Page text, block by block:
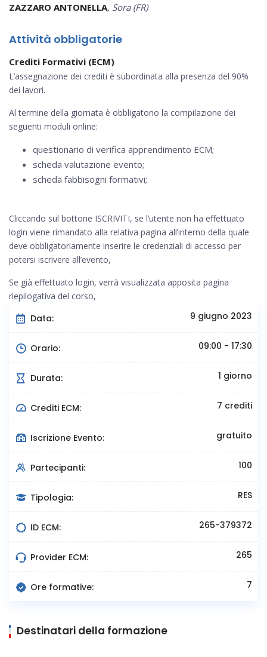
ZAZZARO ANTONELLA, Sora (FR)
Attività obbligatorie
Crediti Formativi (ECM)
L’assegnazione dei crediti è subordinata alla presenza del 90%
dei lavori.
Al termine della giornata è obbligatorio la compilazione dei
seguenti moduli online:
questionario di verifica apprendimento ECM;
scheda valutazione evento;
scheda fabbisogni formativi;
Cliccando sul bottone ISCRIVITI, se l’utente non ha effettuato
login viene rimandato alla relativa pagina all’interno della quale
deve obbligatoriamente inserire le credenziali di accesso per
potersi iscrivere all’evento,
Se già effettuato login, verrà visualizzata apposita pagina
riepilogativa del corso,
Data: 9 giugno 2023
Orario: 09:00 - 17:30
Durata: 1 giorno
Crediti ECM: 7 crediti
Iscrizione Evento: gratuito
Partecipanti: 100
Tipologia: RES
ID ECM: 265-379372
Provider ECM: 265
Ore formative: 7
Destinatari della formazione